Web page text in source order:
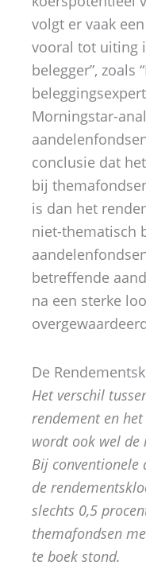
volgt er vaak
vooral tot uiting
belegger”, zoals
Morningstar-
conclusie dat
bij
is dan het
niet-thematisch
betreffende
na een sterke
De
Het verschil
rendement en
wordt ook wel de
Bij conventionele
de
slechts 0,5
themafondsen
te boek stond.